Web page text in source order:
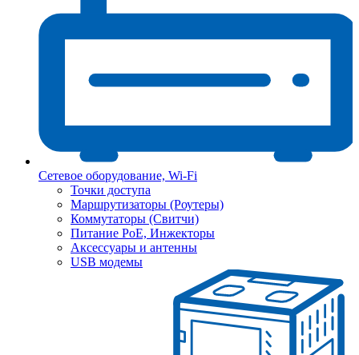
Сетевое оборудование, Wi-Fi
Точки доступа
Маршрутизаторы (Роутеры)
Коммутаторы (Свитчи)
Питание PoE, Инжекторы
Аксессуары и антенны
USB модемы